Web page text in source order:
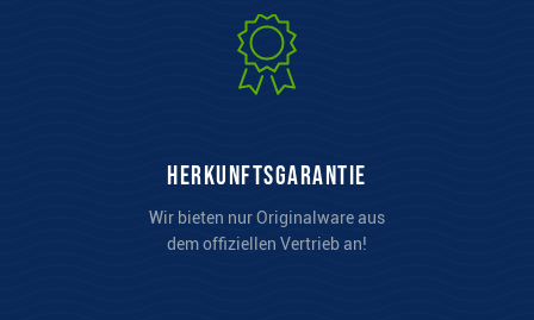
Herkunftsgarantie
Wir bieten nur Originalware aus
dem offiziellen Vertrieb an!